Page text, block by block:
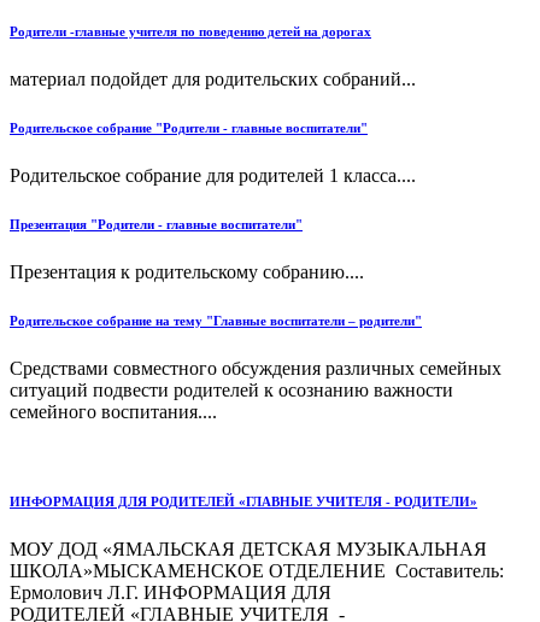
Родители -главные учителя по поведению детей на дорогах
материал подойдет для родительских собраний...
Родительское собрание "Родители - главные воспитатели"
Родительское собрание для родителей 1 класса....
Презентация "Родители - главные воспитатели"
Презентация к родительскому собранию....
Родительское собрание на тему "Главные воспитатели – родители"
Средствами совместного обсуждения различных семейных
ситуаций подвести родителей к осознанию важности
семейного воспитания....
ИНФОРМАЦИЯ ДЛЯ РОДИТЕЛЕЙ «ГЛАВНЫЕ УЧИТЕЛЯ - РОДИТЕЛИ»
МОУ ДОД «ЯМАЛЬСКАЯ ДЕТСКАЯ МУЗЫКАЛЬНАЯ
ШКОЛА»МЫСКАМЕНСКОЕ ОТДЕЛЕНИЕ Составитель:
Ермолович Л.Г. ИНФОРМАЦИЯ ДЛЯ
РОДИТЕЛЕЙ «ГЛАВНЫЕ УЧИТЕЛЯ -